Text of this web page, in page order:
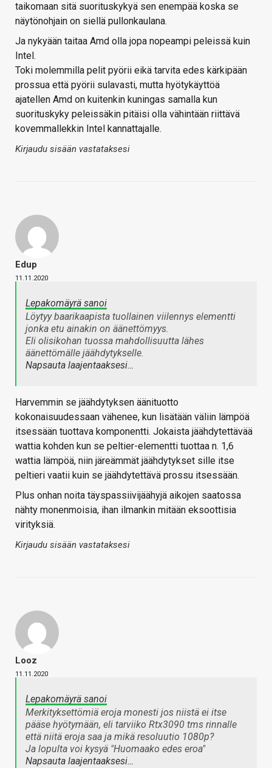
taikomaan sitä suorituskykyä sen enempää koska se
näytönohjain on siellä pullonkaulana.
Ja nykyään taitaa Amd olla jopa nopeampi peleissä kuin
Intel.
Toki molemmilla pelit pyörii eikä tarvita edes kärkipään
prossua että pyörii sulavasti, mutta hyötykäyttöä
ajatellen Amd on kuitenkin kuningas samalla kun
suorituskyky peleissäkin pitäisi olla vähintään riittävä
kovemmallekkin Intel kannattajalle.
Kirjaudu sisään vastataksesi
Edup
11.11.2020
Lepakomäyrä sanoi
Löytyy baarikaapista tuollainen viilennys elementti
jonka etu ainakin on äänettömyys.
Eli olisikohan tuossa mahdollisuutta lähes
äänettömälle jäähdytykselle.
Napsauta laajentaaksesi…
Harvemmin se jäähdytyksen äänituotto
kokonaisuudessaan vähenee, kun lisätään väliin lämpöä
itsessään tuottava komponentti. Jokaista jäähdytettävää
wattia kohden kun se peltier-elementti tuottaa n. 1,6
wattia lämpöä, niin järeämmät jäähdytykset sille itse
peltieri vaatii kuin se jäähdytettävä prossu itsessään.
Plus onhan noita täyspassiivijäähyjä aikojen saatossa
nähty monenmoisia, ihan ilmankin mitään eksoottisia
virityksiä.
Kirjaudu sisään vastataksesi
Looz
11.11.2020
Lepakomäyrä sanoi
Merkityksettömiä eroja monesti jos niistä ei itse
pääse hyötymään, eli tarviiko Rtx3090 tms rinnalle
että niitä eroja saa ja mikä resoluutio 1080p?
Ja lopulta voi kysyä "Huomaako edes eroa"
Napsauta laajentaaksesi…